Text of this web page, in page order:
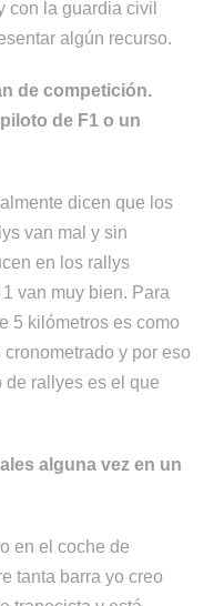
con la guardia civil
algún recurso.
de competición.
de F1 o un
dicen que los
van mal y sin
en los rallys
van muy bien. Para
5 kilómetros es como
y por eso
de rallyes es el que
alguna vez en un
en el coche de
tanta barra yo creo